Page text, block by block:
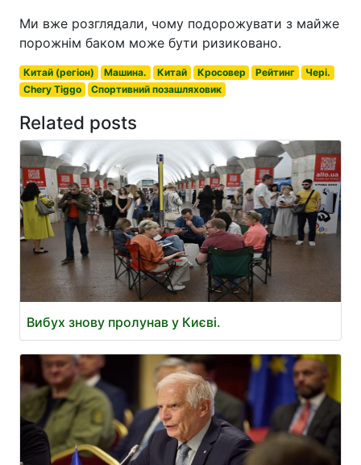
Ми вже розглядали, чому подорожувати з майже
порожнім баком може бути ризиковано.
Китай (регіон) Машина. Китай Кросовер Рейтинг
Чері.
Chery Tiggo
Спортивний позашляховик
Related posts
Вибух знову пролунав у Києві.